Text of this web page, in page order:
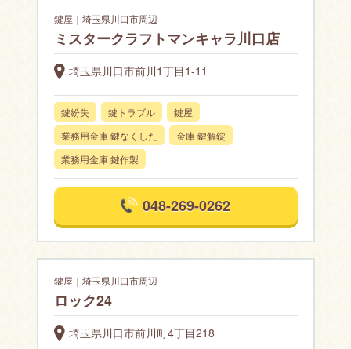
鍵屋｜埼玉県川口市周辺
ミスタークラフトマンキャラ川口店
埼玉県川口市前川1丁目1-11
鍵紛失 鍵トラブル
鍵屋
業務用金庫 鍵なくした
金庫 鍵解錠
業務用金庫 鍵作製
048-269-0262
鍵屋｜埼玉県川口市周辺
ロック24
埼玉県川口市前川町4丁目218